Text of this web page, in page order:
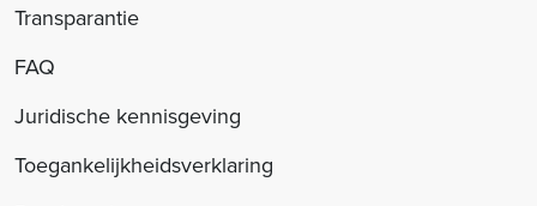
Transparantie
FAQ
Juridische kennisgeving
Toegankelijkheidsverklaring